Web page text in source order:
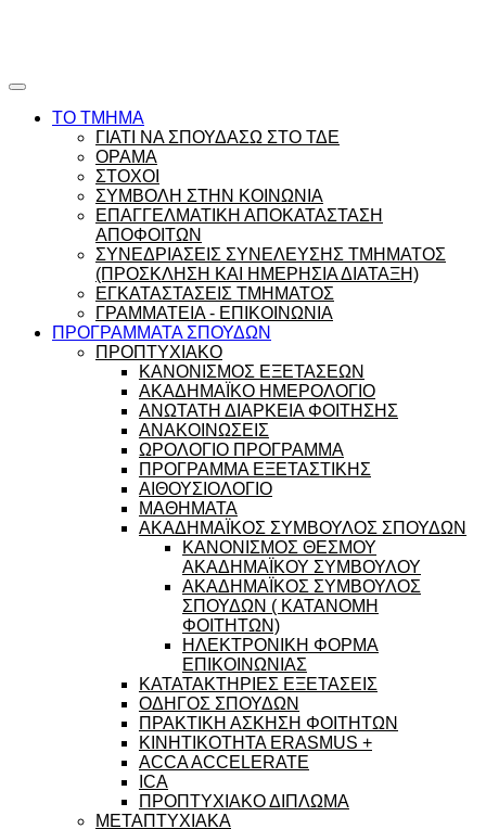
ΤΟ ΤΜΗΜΑ
ΓΙΑΤΙ ΝΑ ΣΠΟΥΔΑΣΩ ΣΤΟ ΤΔΕ
ΟΡΑΜΑ
ΣΤΟΧΟΙ
ΣΥΜΒΟΛΗ ΣΤΗΝ ΚΟΙΝΩΝΙΑ
ΕΠΑΓΓΕΛΜΑΤΙΚΗ ΑΠΟΚΑΤΑΣΤΑΣΗ
ΑΠΟΦΟΙΤΩΝ
ΣΥΝΕΔΡΙΑΣΕΙΣ ΣΥΝΕΛΕΥΣΗΣ ΤΜΗΜΑΤΟΣ
(ΠΡΟΣΚΛΗΣΗ ΚΑΙ ΗΜΕΡΗΣΙΑ ΔΙΑΤΑΞΗ)
ΕΓΚΑΤΑΣΤΑΣΕΙΣ ΤΜΗΜΑΤΟΣ
ΓΡΑΜΜΑΤΕΙΑ - ΕΠΙΚΟΙΝΩΝΙΑ
ΠΡΟΓΡΑΜΜΑΤΑ ΣΠΟΥΔΩΝ
ΠΡΟΠΤΥΧΙΑΚΟ
ΚΑΝΟΝΙΣΜΟΣ ΕΞΕΤΑΣΕΩΝ
ΑΚΑΔΗΜΑΪΚΟ ΗΜΕΡΟΛΟΓΙΟ
ΑΝΩΤΑΤΗ ΔΙΑΡΚΕΙΑ ΦΟΙΤΗΣΗΣ
ΑΝΑΚΟΙΝΩΣΕΙΣ
ΩΡΟΛΟΓΙΟ ΠΡΟΓΡΑΜΜΑ
ΠΡΟΓΡΑΜΜΑ ΕΞΕΤΑΣΤΙΚΗΣ
ΑΙΘΟΥΣΙΟΛΟΓΙΟ
ΜΑΘΗΜΑΤΑ
ΑΚΑΔΗΜΑΪΚΟΣ ΣΥΜΒΟΥΛΟΣ ΣΠΟΥΔΩΝ
ΚΑΝΟΝΙΣΜΟΣ ΘΕΣΜΟΥ
ΑΚΑΔΗΜΑΪΚΟΥ ΣΥΜΒΟΥΛΟΥ
ΑΚΑΔΗΜΑΪΚΟΣ ΣΥΜΒΟΥΛΟΣ
ΣΠΟΥΔΩΝ ( ΚΑΤΑΝΟΜΗ
ΦΟΙΤΗΤΩΝ)
ΗΛΕΚΤΡΟΝΙΚΗ ΦΟΡΜΑ
ΕΠΙΚΟΙΝΩΝΙΑΣ
ΚΑΤΑΤΑΚΤΗΡΙΕΣ ΕΞΕΤΑΣΕΙΣ
ΟΔΗΓΟΣ ΣΠΟΥΔΩΝ
ΠΡΑΚΤΙΚΗ ΑΣΚΗΣΗ ΦΟΙΤΗΤΩΝ
ΚΙΝΗΤΙΚΟΤΗΤΑ ERASMUS +
ACCA ACCELERATE
ICA
ΠΡΟΠΤΥΧΙΑΚΟ ΔΙΠΛΩΜΑ
ΜΕΤΑΠΤΥΧΙΑΚΑ